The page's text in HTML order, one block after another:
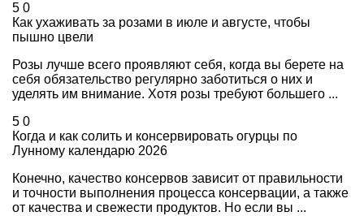
5 0
Как ухаживать за розами в июле и августе, чтобы
пышно цвели
Розы лучше всего проявляют себя, когда вы берете на
себя обязательство регулярно заботиться о них и
уделять им внимание. Хотя розы требуют большего ...
5 0
Когда и как солить и консервировать огурцы по
Лунному календарю 2026
Конечно, качество консервов зависит от правильности
и точности выполнения процесса консервации, а также
от качества и свежести продуктов. Но если вы ...